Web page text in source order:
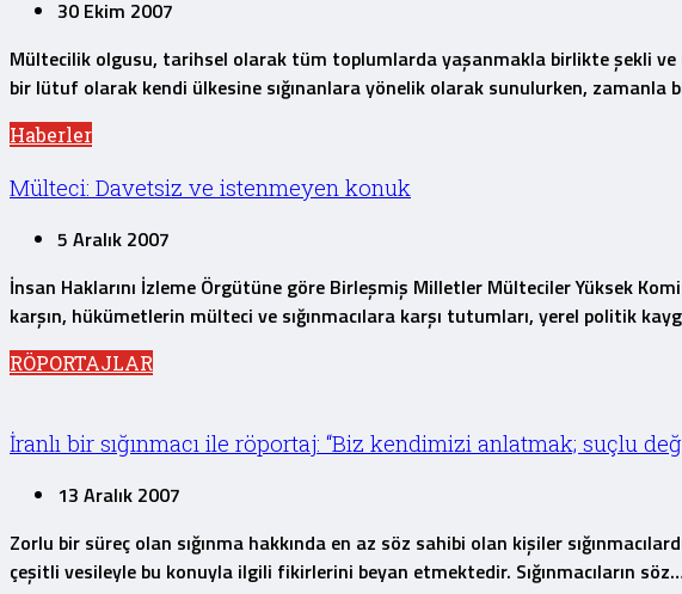
30 Ekim 2007
Mültecilik olgusu, tarihsel olarak tüm toplumlarda yaşanmakla birlikte şekli
bir lütuf olarak kendi ülkesine sığınanlara yönelik olarak sunulurken, zamanla
Haberler
Mülteci: Davetsiz ve istenmeyen konuk
5 Aralık 2007
İnsan Haklarını İzleme Örgütüne göre Birleşmiş Milletler Mülteciler Yüksek
karşın, hükümetlerin mülteci ve sığınmacılara karşı tutumları, yerel politik
RÖPORTAJLAR
İranlı bir sığınmacı ile röportaj: “Biz kendimizi anlatmak; suçlu
13 Aralık 2007
Zorlu bir süreç olan sığınma hakkında en az söz sahibi olan kişiler
çeşitli vesileyle bu konuyla ilgili fikirlerini beyan etmektedir. Sığınmacıların